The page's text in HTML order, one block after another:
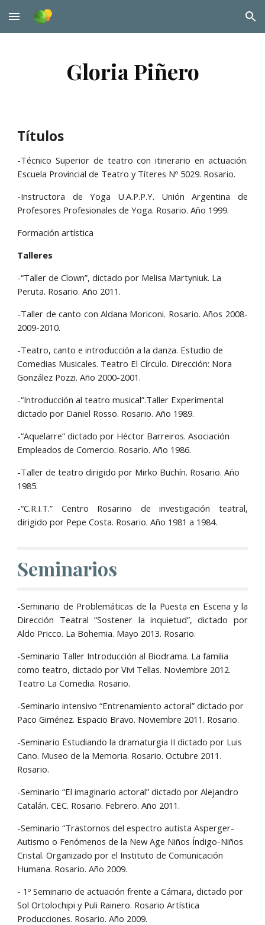
Skip to main content Skip to navigation
Gloria Piñero
Títulos
-Técnico Superior de teatro con itinerario en actuación.
Escuela Provincial de Teatro y Títeres Nº 5029. Rosario.
-Instructora de Yoga U.A.P.P.Y. Unión Argentina de
Profesores Profesionales de Yoga. Rosario. Año 1999.
Formación artística
Talleres
-“Taller de Clown”, dictado por Melisa Martyniuk. La
Peruta. Rosario. Año 2011.
-Taller de canto con Aldana Moriconi. Rosario. Años 2008-
2009-2010.
-Teatro, canto e introducción a la danza. Estudio de
Comedias Musicales. Teatro El Círculo. Dirección: Nora
González Pozzi. Año 2000-2001.
-“Introducción al teatro musical”.Taller Experimental
dictado por Daniel Rosso. Rosario. Año 1989.
-“Aquelarre” dictado por Héctor Barreiros. Asociación
Empleados de Comercio. Rosario. Año 1986.
-Taller de teatro dirigido por Mirko Buchín. Rosario. Año
1985.
-“C.R.I.T.” Centro Rosarino de investigación teatral,
dirigido por Pepe Costa. Rosario. Año 1981 a 1984.
Seminarios
-Seminario de Problemáticas de la Puesta en Escena y la
Dirección Teatral “Sostener la inquietud”, dictado por
Aldo Pricco. La Bohemia. Mayo 2013. Rosario.
-Seminario Taller Introducción al Biodrama. La familia
como teatro, dictado por Vivi Tellas. Noviembre 2012.
Teatro La Comedia. Rosario.
-Seminario intensivo “Entrenamiento actoral” dictado por
Paco Giménez. Espacio Bravo. Noviembre 2011. Rosario.
-Seminario Estudiando la dramaturgia II dictado por Luis
Cano. Museo de la Memoria. Rosario. Octubre 2011.
Rosario.
-Seminario “El imaginario actoral” dictado por Alejandro
Catalán. CEC. Rosario. Febrero. Año 2011.
-Seminario “Trastornos del espectro autista Asperger-
Autismo o Fenómenos de la New Age Niños Índigo-Niños
Cristal. Organizado por el Instituto de Comunicación
Humana. Rosario. Año 2009.
- 1º Seminario de actuación frente a Cámara, dictado por
Sol Ortolochipi y Puli Rainero. Rosario Artística
Producciones. Rosario. Año 2009.